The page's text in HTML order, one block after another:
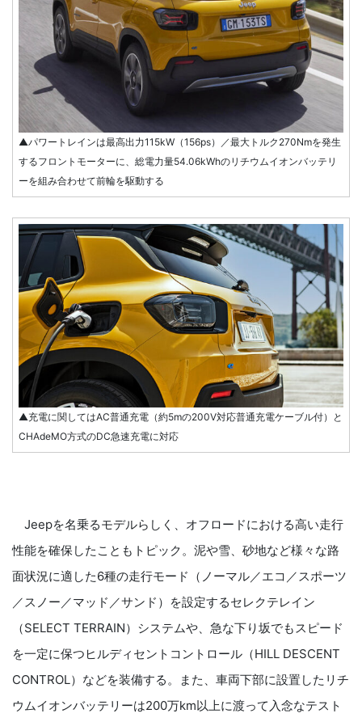
▲パワートレインは最高出力115kW（156ps）／最大トルク270Nmを発生
するフロントモーターに、総電力量54.06kWhのリチウムイオンバッテリ
ーを組み合わせて前輪を駆動する
▲充電に関してはAC普通充電（約5mの200V対応普通充電ケーブル付）と
CHAdeMO方式のDC急速充電に対応
Jeepを名乗るモデルらしく、オフロードにおける高い走行
性能を確保したこともトピック。泥や雪、砂地など様々な路
面状況に適した6種の走行モード（ノーマル／エコ／スポーツ
／スノー／マッド／サンド）を設定するセレクテレイン
（SELECT TERRAIN）システムや、急な下り坂でもスピード
を一定に保つヒルディセントコントロール（HILL DESCENT
CONTROL）などを装備する。また、車両下部に設置したリチ
ウムイオンバッテリーは200万km以上に渡って入念なテスト